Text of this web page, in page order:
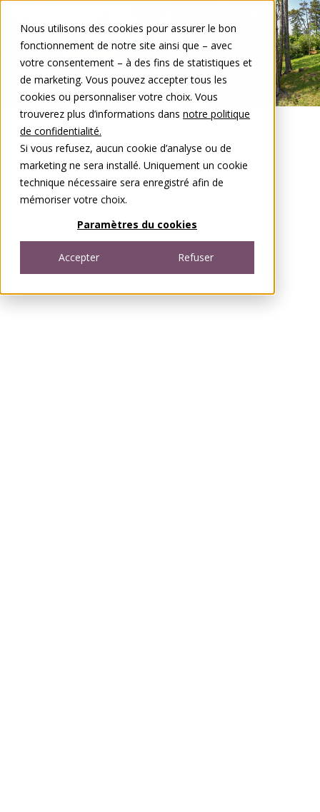
Nous utilisons des cookies pour assurer le bon
fonctionnement de notre site ainsi que – avec
votre consentement – à des fins de statistiques et
de marketing. Vous pouvez accepter tous les
cookies ou personnaliser votre choix. Vous
trouverez plus d’informations dans notre politique
de confidentialité.
Si vous refusez, aucun cookie d’analyse ou de
marketing ne sera installé. Uniquement un cookie
technique nécessaire sera enregistré afin de
mémoriser votre choix.
Paramètres du cookies
Accepter Refuser
DEFR
Open menu